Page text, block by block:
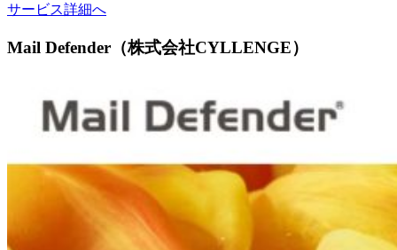
サービス詳細へ
Mail Defender（株式会社CYLLENGE）